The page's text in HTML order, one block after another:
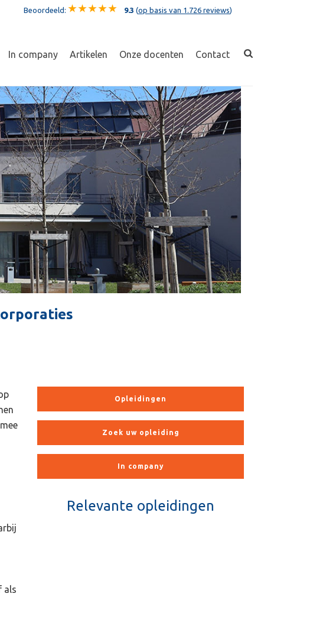
Beoordeeld: 9.3 (op basis van 1.726 reviews)
In company Artikelen Onze docenten Contact
als
Opleidingen
Zoek uw opleiding
In company
Relevante opleidingen